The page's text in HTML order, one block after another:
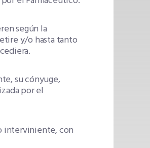
según la
y/o hasta tanto
su cónyuge,
por el
interviniente, con